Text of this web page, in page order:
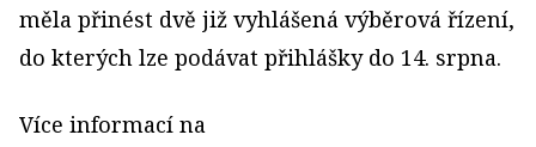
měla přinést dvě již vyhlášená výběrová řízení,
do kterých lze podávat přihlášky do 14. srpna.
Více informací na